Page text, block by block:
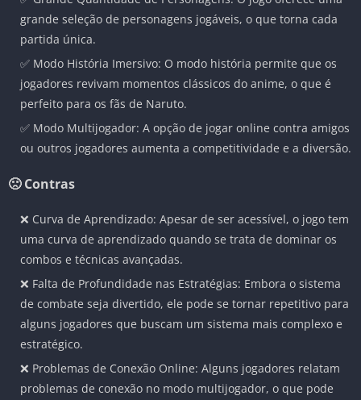
grande seleção de personagens jogáveis, o que torna cada
partida única.
✅ Modo História Imersivo: O modo história permite que os
jogadores revivam momentos clássicos do anime, o que é
perfeito para os fãs de Naruto.
✅ Modo Multijogador: A opção de jogar online contra amigos
ou outros jogadores aumenta a competitividade e a diversão.
🙁 Contras
❌ Curva de Aprendizado: Apesar de ser acessível, o jogo tem
uma curva de aprendizado quando se trata de dominar os
combos e técnicas avançadas.
❌ Falta de Profundidade nas Estratégias: Embora o sistema
de combate seja divertido, ele pode se tornar repetitivo para
alguns jogadores que buscam um sistema mais complexo e
estratégico.
❌ Problemas de Conexão Online: Alguns jogadores relatam
problemas de conexão no modo multijogador, o que pode